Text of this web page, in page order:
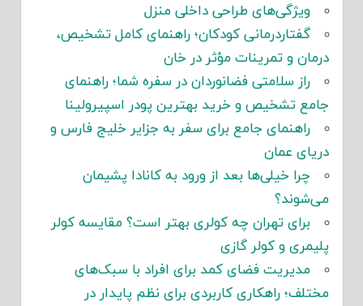
ویژگی‌های طراحی داخلی منزل
گفتاردرمانی کودکان؛ راهنمای کامل تشخیص،
درمان و تمرینات مؤثر در خان
راز سلامتی فضانوردان در سفره شما؛ راهنمای
جامع تشخیص و خرید بهترین پودر اسپیرولینا
راهنمای جامع برای سفر به جزایر خلیج فارس و
دریای عمان
چرا خیلی‌ها بعد از ورود به کانادا پشیمان
می‌شوند؟
برای تهران چه کولری بهتر است؟ مقایسه کولر
پلیمری و کولر گازی
مدیریت فضای کمد برای افراد با سبک‌های
مختلف؛ راهکاری کاربردی برای نظم پایدار در